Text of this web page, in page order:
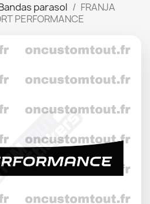
parasol
FRANJA
PERFORMANCE